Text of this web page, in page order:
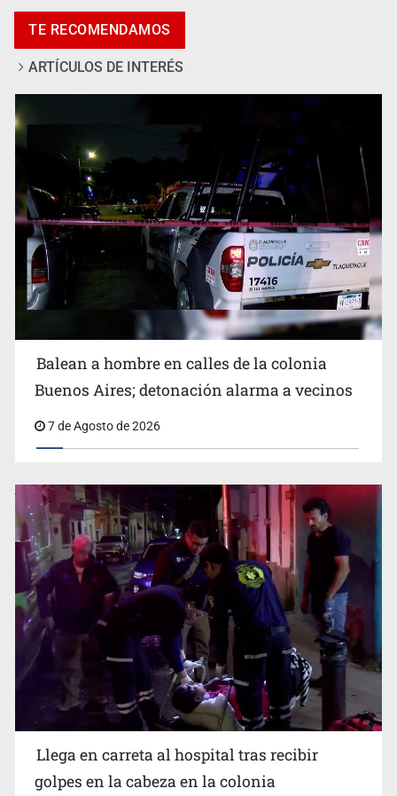
SCJN ordena al Congreso de Jalisco eliminar la
adopción simple
Cae ex mando por agresión a ex pareja y procesan a
agente por abuso a menor
Balean a hombre en calles de la colonia Buenos Aires;
detonación alarma a vecinos
TE RECOMENDAMOS
ARTÍCULOS DE INTERÉS
Balean a hombre en calles de la colonia
Buenos Aires; detonación alarma a vecinos
7 de Agosto de 2026
Llega en carreta al hospital tras recibir
golpes en la cabeza en la colonia